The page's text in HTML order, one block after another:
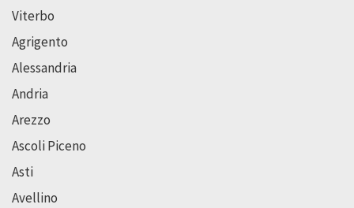
Viterbo
Agrigento
Alessandria
Andria
Arezzo
Ascoli Piceno
Asti
Avellino